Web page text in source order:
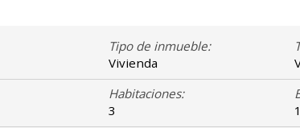
Tipo de inmueble:
Vivienda
Habitaciones:
3
1